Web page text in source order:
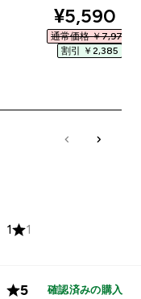
¥5,590‎
通常価格 ￥7,975‎
割引 ￥2,385‎
1 1
5 確認済みの購入